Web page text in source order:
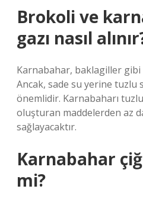
Brokoli ve
gazı nasıl
Karnabahar, baklagiller
Ancak, sade su yerine tuzlu
önemlidir. Karnabaharı
oluşturan maddelerden az
sağlayacaktır.
Karnabahar
mi?